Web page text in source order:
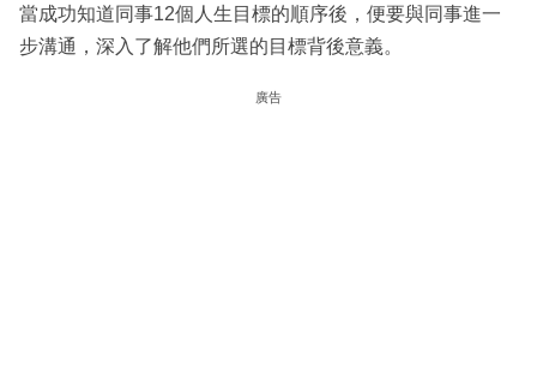
當成功知道同事12個人生目標的順序後，便要與同事進一
步溝通，深入了解他們所選的目標背後意義。
廣告